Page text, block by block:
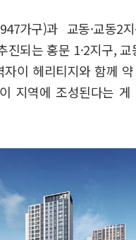
가구)과 교동·교동2
진되는 홍문 1·2지구,
자이 헤리티지와 함께
지역에 조성된다는